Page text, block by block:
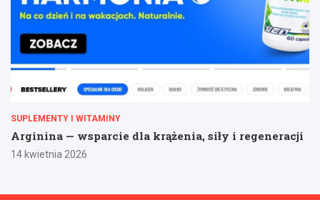
SUPLEMENTY I WITAMINY
Arginina — wsparcie dla krążenia, siły i regeneracji
14 kwietnia 2026